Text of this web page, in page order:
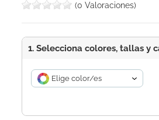
(0 Valoraciones)
1. Selecciona colores, tallas y
Elige color/es